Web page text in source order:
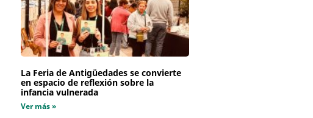
La Feria de Antigüedades se convierte
en espacio de reflexión sobre la
infancia vulnerada
Ver más »